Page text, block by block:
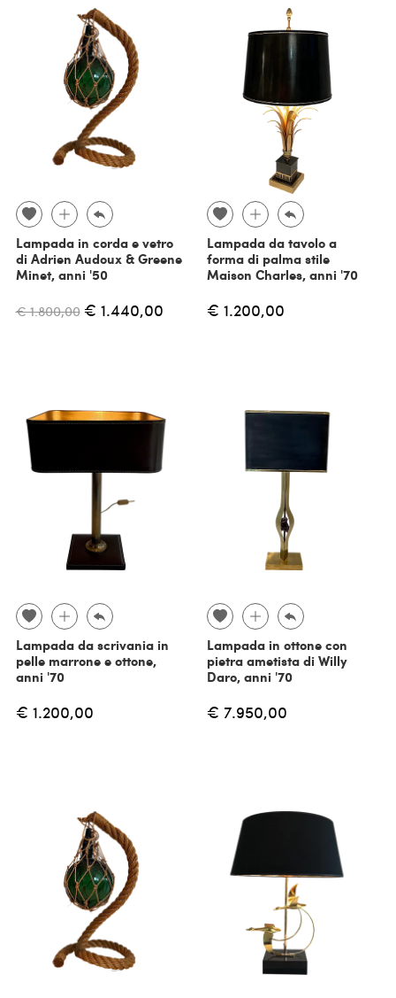
Lampada in corda e vetro
di Adrien Audoux & Greene
Minet, anni '50
€ 1.800,00 € 1.440,00
Lampada da tavolo a
forma di palma stile
Maison Charles, anni '70
€ 1.200,00
Lampada da scrivania in
pelle marrone e ottone,
anni '70
€ 1.200,00
Lampada in ottone con
pietra ametista di Willy
Daro, anni '70
€ 7.950,00